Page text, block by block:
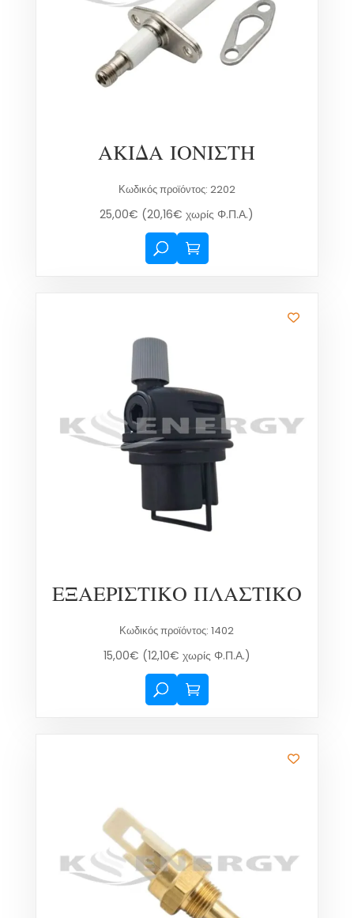
ΑΚΙΔΑ ΙΟΝΙΣΤΗ
Κωδικός προϊόντος: 2202
25,00€ (20,16€ χωρίς Φ.Π.Α.)
ΕΞΑΕΡΙΣΤΙΚΟ ΠΛΑΣΤΙΚΟ
Κωδικός προϊόντος: 1402
15,00€ (12,10€ χωρίς Φ.Π.Α.)